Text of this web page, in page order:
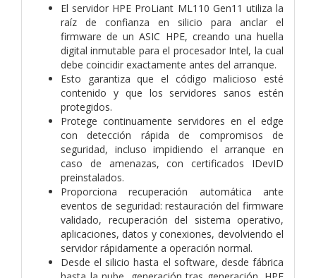
El servidor HPE ProLiant ML110 Gen11 utiliza la
raíz de confianza en silicio para anclar el
firmware de un ASIC HPE, creando una huella
digital inmutable para el procesador Intel, la cual
debe coincidir exactamente antes del arranque.
Esto garantiza que el código malicioso esté
contenido y que los servidores sanos estén
protegidos.
Protege continuamente servidores en el edge
con detección rápida de compromisos de
seguridad, incluso impidiendo el arranque en
caso de amenazas, con certificados IDevID
preinstalados.
Proporciona recuperación automática ante
eventos de seguridad: restauración del firmware
validado, recuperación del sistema operativo,
aplicaciones, datos y conexiones, devolviendo el
servidor rápidamente a operación normal.
Desde el silicio hasta el software, desde fábrica